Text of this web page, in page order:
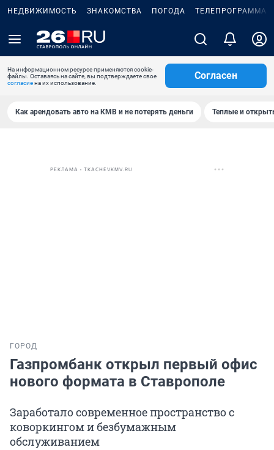
НЕДВИЖИМОСТЬ ЗНАКОМСТВА ПОГОДА ТЕЛЕПРОГРАММА
На информационном ресурсе применяются cookie-
файлы. Оставаясь на сайте, вы подтверждаете свое
согласиена их использование.
Согласен
Как арендовать авто на КМВ и не потерять деньги Теплые и
РЕКЛАМА • TKACHEVKMV.RU
ГОРОД
Газпромбанк открыл первый офис
нового формата в Ставрополе
Заработало современное пространство с
коворкингом и безбумажным
обслуживанием